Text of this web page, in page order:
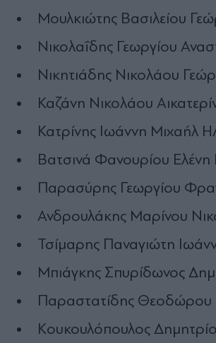
Μουλκιώτης Βασιλείου
Νικολαΐδης Γεωργίου
Νικητιάδης Νικολάου
Καζάνη Νικολάου
Κατρίνης Ιωάννη Μιχαήλ
Βατσινά Φανουρίου
Παρασύρης Γεωργίου
Ανδρουλάκης Μαρίνου
Τσίμαρης Παναγιώτη
Μπιάγκης Σπυρίδωνος
Παραστατίδης Θεοδώρου
Κουκουλόπουλος